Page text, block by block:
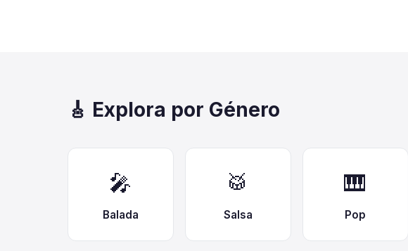
🎸 Explora por Género
🎤
Balada
🥁
Salsa
🎹
Pop